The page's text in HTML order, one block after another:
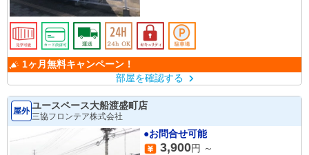
1ヶ月無料キャンペーン！
部屋を確認する
屋外 ユースペース大船渡盛町店
三協フロンテア株式会社
●お問合せ可能
3,900円 ～